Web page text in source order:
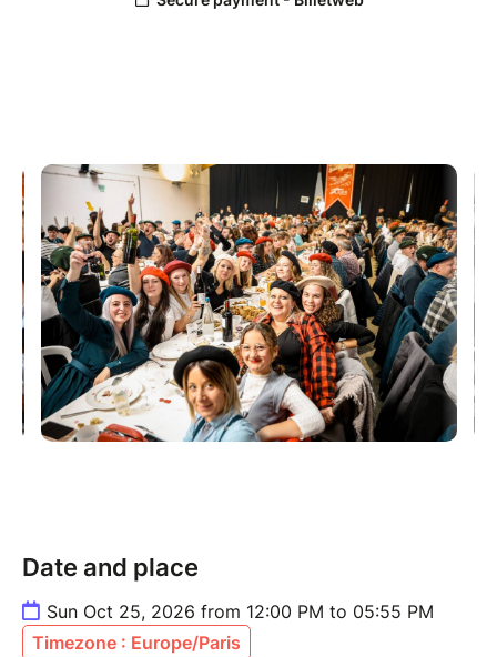
Date and place
Sun Oct 25, 2026 from 12:00 PM to 05:55 PM
Timezone : Europe/Paris